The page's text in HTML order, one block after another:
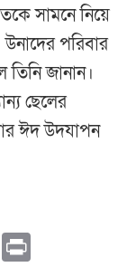
সামনে নিয়ে
পরিবার
জানান।
ছেলের
ঈদ উদযাপন
Copy